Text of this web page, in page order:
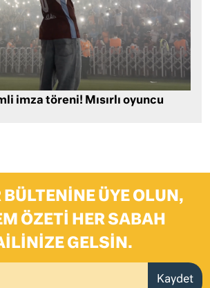
imza töreni! Mısırlı oyuncu
ÜYE OLUN,
ÖZETI HER SABAH
GELSIN.
Kaydet